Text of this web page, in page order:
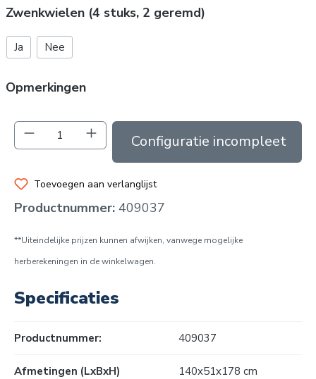
Zwenkwielen (4 stuks, 2 geremd)
Ja Nee
Opmerkingen
Producthoeveelheid: Voer de gewenste
In de winkelmand
Toevoegen aan verlanglijst
Productnummer: 409037
**Uiteindelijke prijzen kunnen afwijken, vanwege mogelijke
herberekeningen in de winkelwagen.
Specificaties
Productnummer: 409037
Afmetingen (LxBxH) 140x51x178 cm